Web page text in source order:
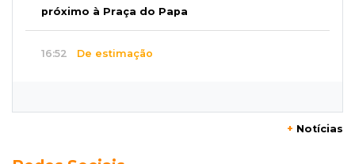
próximo à Praça do Papa
16:52 De estimação
+ Notícias